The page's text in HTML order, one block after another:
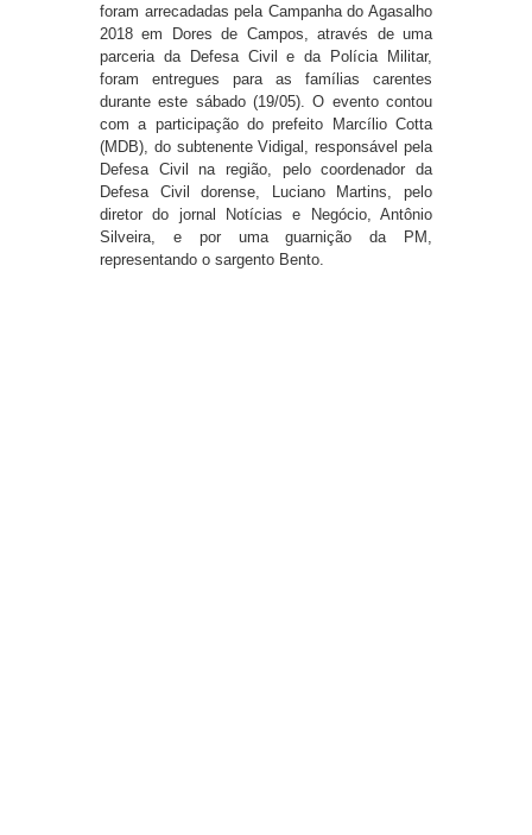
foram arrecadadas pela Campanha do Agasalho
2018 em Dores de Campos, através de uma
parceria da Defesa Civil e da Polícia Militar,
foram entregues para as famílias carentes
durante este sábado (19/05). O evento contou
com a participação do prefeito Marcílio Cotta
(MDB), do subtenente Vidigal, responsável pela
Defesa Civil na região, pelo coordenador da
Defesa Civil dorense, Luciano Martins, pelo
diretor do jornal Notícias e Negócio, Antônio
Silveira, e por uma guarnição da PM,
representando o sargento Bento.